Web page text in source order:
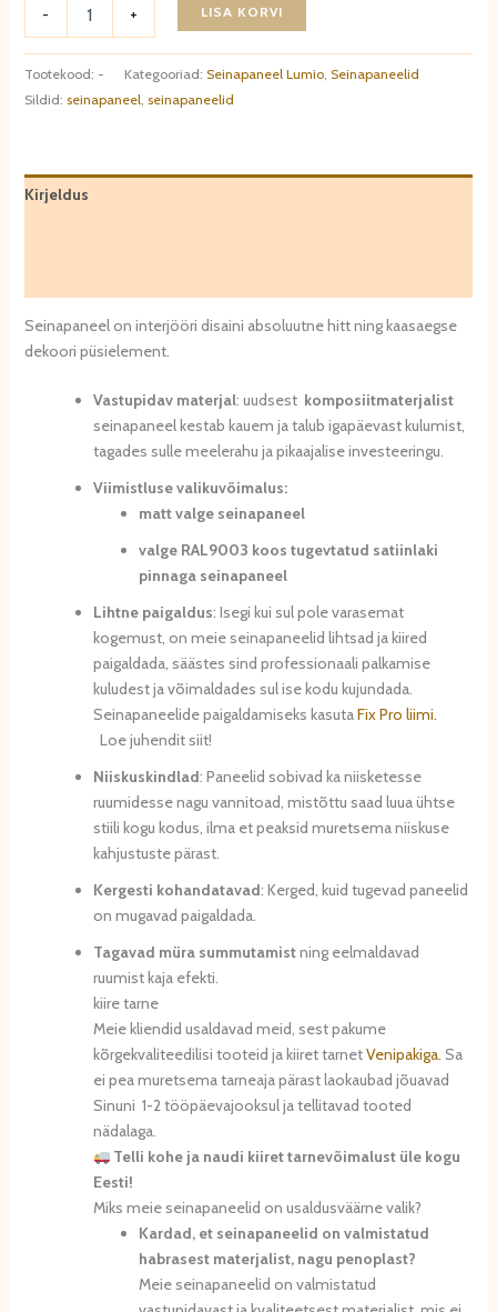
-
WP002.
kogus
+ LISA KORVI
Tootekood: - Kategooriad: Seinapaneel Lumio, Seinapaneelid
Sildid: seinapaneel, seinapaneelid
Kirjeldus
Seinapaneel on interjööri disaini absoluutne hitt ning kaasaegse
dekoori püsielement.
Vastupidav materjal: uudsestkomposiitmaterjalist
seinapaneel kestab kauem ja talub igapäevast kulumist,
tagades sulle meelerahu ja pikaajalise investeeringu.
Viimistluse valikuvõimalus:
matt valge seinapaneel
valge RAL9003 koos tugevtatud satiinlaki
pinnaga seinapaneel
Lihtne paigaldus: Isegi kui sul pole varasemat
kogemust, on meie seinapaneelid lihtsad ja kiired
paigaldada, säästes sind professionaali palkamise
kuludest ja võimaldades sul ise kodu kujundada.
Seinapaneelide paigaldamiseks kasutaFix Pro liimi.
Loe juhendit siit!
Niiskuskindlad: Paneelid sobivad ka niisketesse
ruumidesse nagu vannitoad, mistõttu saad luua ühtse
stiili kogu kodus, ilma et peaksid muretsema niiskuse
kahjustuste pärast.
Kergesti kohandatavad: Kerged, kuid tugevad paneelid
on mugavad paigaldada.
Tagavad müra summutamistning eelmaldavad
ruumist kaja efekti.
kiire tarne
Meie kliendid usaldavad meid, sest pakume
kõrgekvaliteedilisi tooteid ja kiiret tarnetVenipakiga. Sa
ei pea muretsema tarneaja pärast laokaubad jõuavad
Sinuni 1-2 tööpäevajooksul ja tellitavad tooted
nädalaga.
Telli kohe ja naudi kiiret tarnevõimalust üle kogu
Eesti!
Miks meie seinapaneelid on usaldusväärne valik?
Kardad, et seinapaneelid on valmistatud
habrasest materjalist, nagu penoplast?
Meie seinapaneelid on valmistatud